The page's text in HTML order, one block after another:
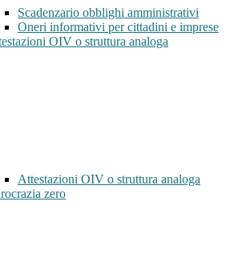
Scadenzario obblighi amministrativi
Oneri informativi per cittadini e imprese
OIV o struttura analoga
Attestazioni OIV o struttura analoga
zero